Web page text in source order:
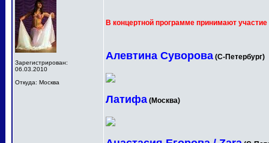
Зарегистрирован:
06.03.2010
Откуда: Москва
В концертной программе принимают участие
Алевтина Суворова (С-Петербург)
Латифа (Москва)